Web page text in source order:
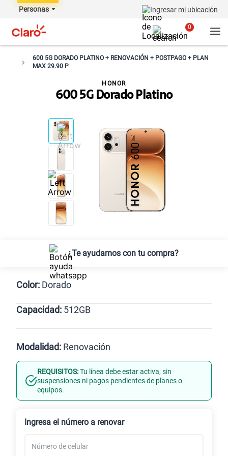
Personas Ingresar mi ubicación
0
600 5G DORADO PLATINO + RENOVACIÓN + POSTPAGO + PLAN
MAX 29.90 P
600 5G Dorado Platino
HONOR
¿Te ayudamos con tu compra?
Color: Dorado
Naranja
Capacidad: 512GB
512GB
Modalidad: Renovación
Línea Nueva Portabilidad
REQUISITOS:Tu línea debe estar activa, sin
suspensiones ni pagos pendientes de planes o
equipos.
Ingresa el número a renovar